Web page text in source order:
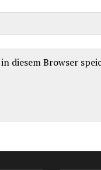
diesem Browser